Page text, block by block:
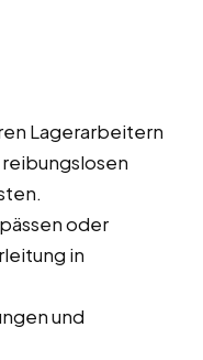
Lagerarbeitern
oder
in
und